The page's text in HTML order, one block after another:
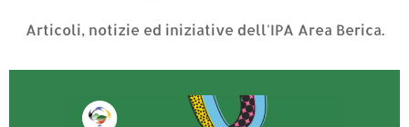
Articoli, notizie ed iniziative dell'IPA Area Berica.